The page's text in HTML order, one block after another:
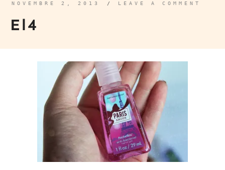
CONTACT
NOVEMBRE 2, 2013 / LEAVE A COMMENT
El4